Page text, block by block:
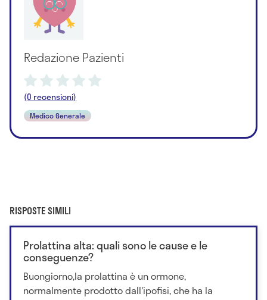
Redazione Pazienti
(0 recensioni)
Medico Generale
RISPOSTE SIMILI
Prolattina alta: quali sono le cause e le
conseguenze?
Buongiorno,la prolattina è un ormone,
normalmente prodotto dall'ipofisi, che ha la